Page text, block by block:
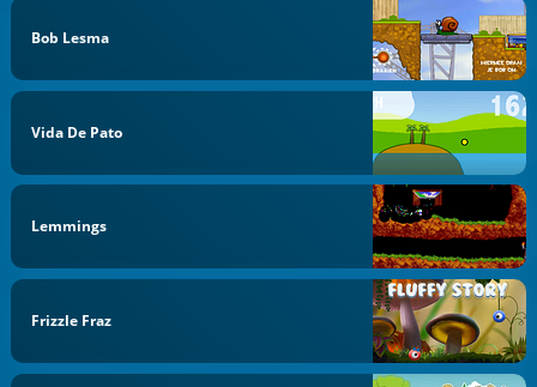
Bob Lesma
Vida De Pato
Lemmings
Frizzle Fraz